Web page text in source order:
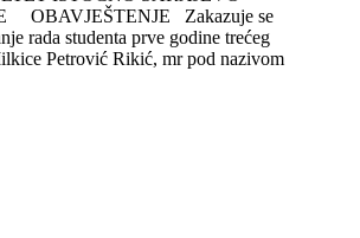
Zakazuje se
rada studenta prve godine trećeg
Petrović Rikić, mr pod nazivom